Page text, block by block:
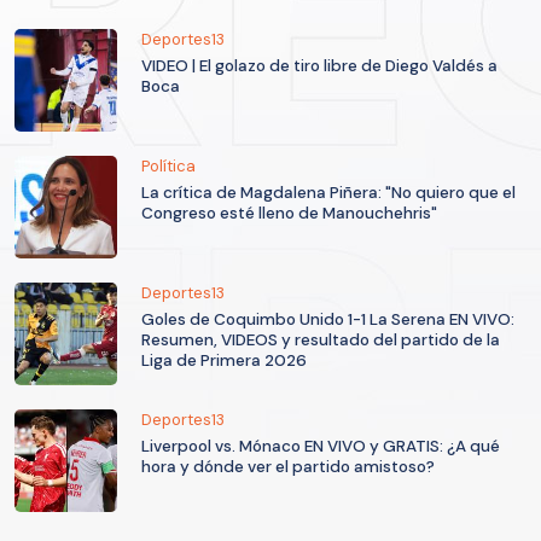
Deportes13
VIDEO | El golazo de tiro libre de Diego Valdés a
Boca
Política
La crítica de Magdalena Piñera: "No quiero que el
Congreso esté lleno de Manouchehris"
Deportes13
Goles de Coquimbo Unido 1-1 La Serena EN VIVO:
Resumen, VIDEOS y resultado del partido de la
Liga de Primera 2026
Deportes13
Liverpool vs. Mónaco EN VIVO y GRATIS: ¿A qué
hora y dónde ver el partido amistoso?